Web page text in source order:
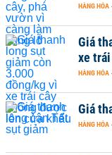
HÀNG HÓA
Giá
xe
HÀNG HÓA
Giá
HÀNG HÓA